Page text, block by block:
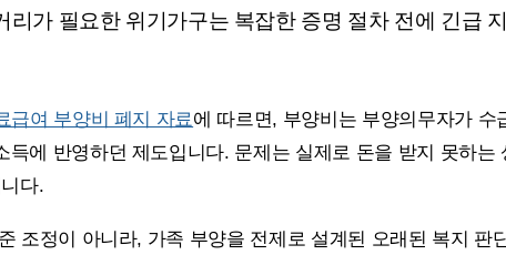
리가 필요한 위기가구는 복잡한 증명 절차 전에 긴급
급여 부양비 폐지 자료에 따르면, 부양비는 부양의무자가 수
에 반영하던 제도입니다. 문제는 실제로 돈을 받지 못하는
다.
조정이 아니라, 가족 부양을 전제로 설계된 오래된 복지 판